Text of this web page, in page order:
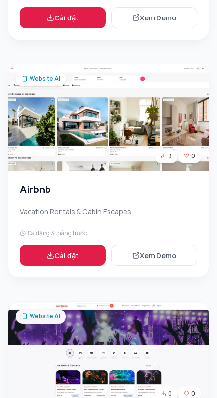
Cài đặt Xem Demo
Website AI
3 0
Airbnb
Vacation Rentals & Cabin Escapes
Đã đăng 3 tháng trước
Cài đặt Xem Demo
Website AI
0 0